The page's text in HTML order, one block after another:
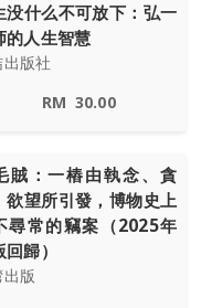
没什么不可放下：弘一
的人生智慧
出版社
RM 30.00
賊：一樁由執念、貪
欲望所引發，博物史上
尋常的竊案（2025年
歸）
出版